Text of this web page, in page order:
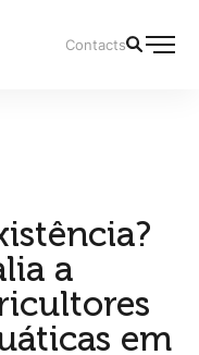
Contacts
a
em